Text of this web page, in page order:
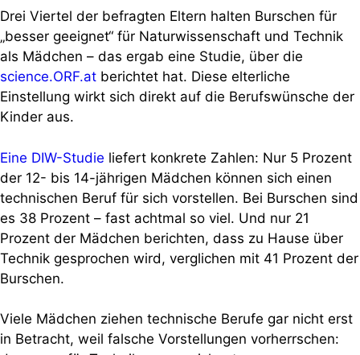
Drei Viertel der befragten Eltern halten Burschen für
„besser geeignet“ für Naturwissenschaft und Technik
als Mädchen – das ergab eine Studie, über die
science.ORF.at berichtet hat. Diese elterliche
Einstellung wirkt sich direkt auf die Berufswünsche der
Kinder aus.
Eine DIW-Studie liefert konkrete Zahlen: Nur 5 Prozent
der 12- bis 14-jährigen Mädchen können sich einen
technischen Beruf für sich vorstellen. Bei Burschen sind
es 38 Prozent – fast achtmal so viel. Und nur 21
Prozent der Mädchen berichten, dass zu Hause über
Technik gesprochen wird, verglichen mit 41 Prozent der
Burschen.
Viele Mädchen ziehen technische Berufe gar nicht erst
in Betracht, weil falsche Vorstellungen vorherrschen: